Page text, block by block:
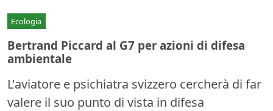
Ecologia
Bertrand Piccard al G7 per azioni di difesa
ambientale
L'aviatore e psichiatra svizzero cercherà di far
valere il suo punto di vista in difesa